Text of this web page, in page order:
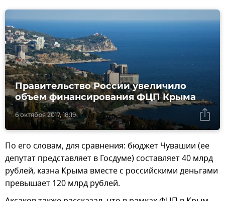
6 октября 2017, 18:19
Правительство России увеличило
объем финансирования ФЦП Крыма
По его словам, для сравнения: бюджет Чувашии (ее
депутат представляет в Госдуме) составляет 40 млрд
рублей, казна Крыма вместе с российскими деньгами
превышает 120 млрд рублей.